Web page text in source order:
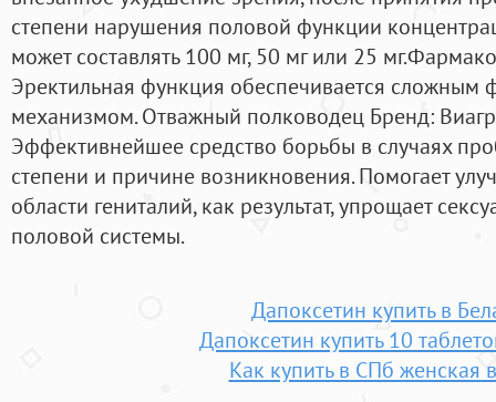
степени нарушения половой функции
может составлять 100 мг, 50 мг или 25
Эректильная функция обеспечивается сложным
механизмом. Отважный полководец Бренд:
Эффективнейшее средство борьбы в случаях
степени и причине возникновения. Помогает
области гениталий, как результат, упрощает
половой системы.
Дапоксетин купить в
Дапоксетин купить 10
Как купить в СПб женская